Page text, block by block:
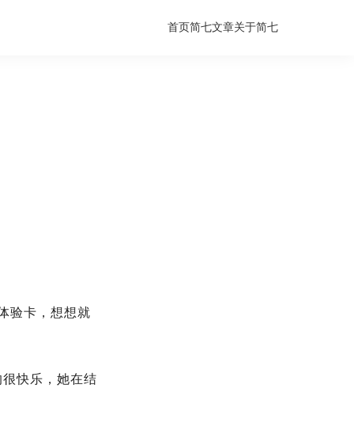
首页简七文章关于简七
验卡，想想就
快乐，她在结